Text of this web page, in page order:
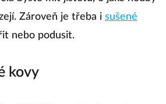
Zároveň je třeba i sušené
nebo podusit.
kovy